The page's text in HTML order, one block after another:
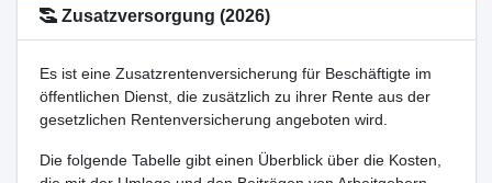
Zusatzversorgung (2026)
Es ist eine Zusatzrentenversicherung für Beschäftigte im
öffentlichen Dienst, die zusätzlich zu ihrer Rente aus der
gesetzlichen Rentenversicherung angeboten wird.
Die folgende Tabelle gibt einen Überblick über die Kosten,